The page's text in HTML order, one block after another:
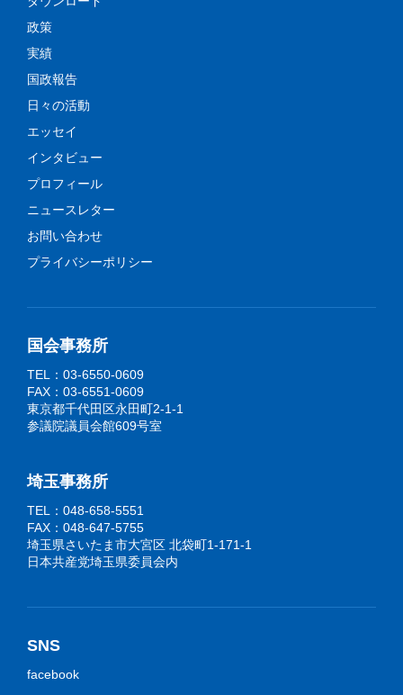
政策
実績
国政報告
日々の活動
エッセイ
インタビュー
プロフィール
ニュースレター
お問い合わせ
プライバシーポリシー
国会事務所
TEL：03-6550-0609
FAX：03-6551-0609
東京都千代田区永田町2-1-1
参議院議員会館609号室
埼玉事務所
TEL：048-658-5551
FAX：048-647-5755
埼玉県さいたま市大宮区 北袋町1-171-1
日本共産党埼玉県委員会内
SNS
facebook